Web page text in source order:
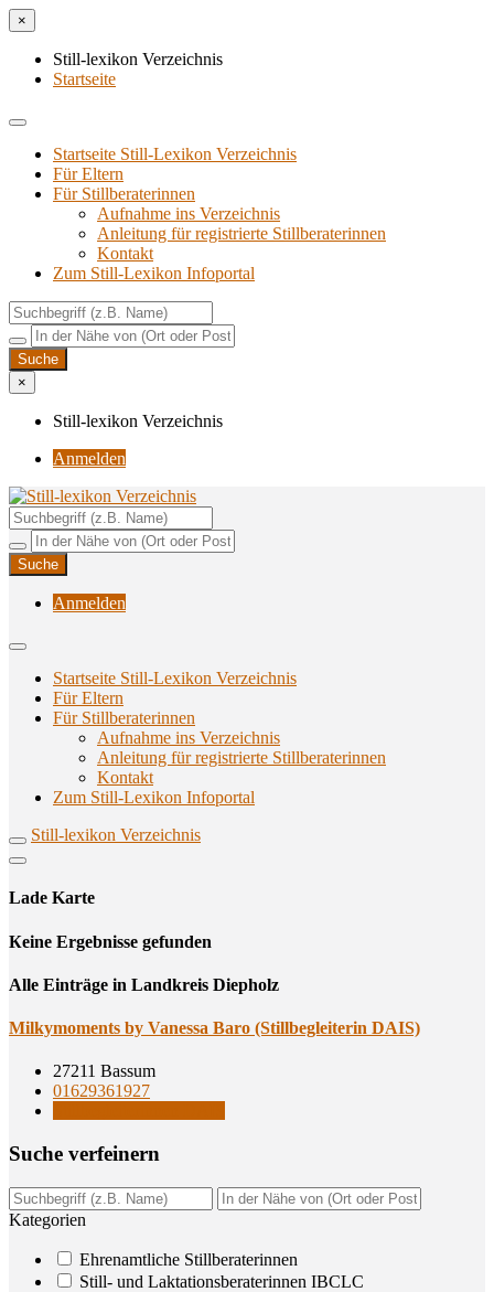
×
Still-lexikon Verzeichnis
Startseite
Startseite Still-Lexikon Verzeichnis
Für Eltern
Für Stillberaterinnen
Aufnahme ins Verzeichnis
Anlei­tung für regis­trier­te Stillberaterinnen
Kon­takt
Zum Still-Lexikon Infoportal
×
Still-lexikon Verzeichnis
Anmelden
Still-lexikon Verzeichnis
Unterstützungsangebote rund ums Stillen
Anmelden
Startseite Still-Lexikon Verzeichnis
Für Eltern
Für Stillberaterinnen
Aufnahme ins Verzeichnis
Anlei­tung für regis­trier­te Stillberaterinnen
Kon­takt
Zum Still-Lexikon Infoportal
Still-lexikon Verzeichnis
Lade Karte
Кeine Ergebnisse gefunden
Alle Einträge in Landkreis Diepholz
Mil­ky­mo­ments by Vanes­sa Baro (Still­be­glei­te­rin DAIS)
27211 Bassum
01629361927
Suche ver­fei­nern
Kategorien
Ehrenamtliche Stillberaterinnen
Still- und Laktationsberaterinnen IBCLC